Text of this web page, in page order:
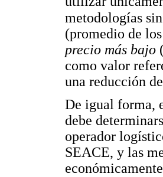
metodologías
(promedio de
precio más bajo
como valor
una reducción
De igual forma,
debe
operador
SEACE, y las